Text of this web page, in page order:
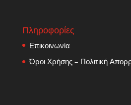
Πληροφορίες
Επικοινωνία
Όροι Χρήσης – Πολιτική